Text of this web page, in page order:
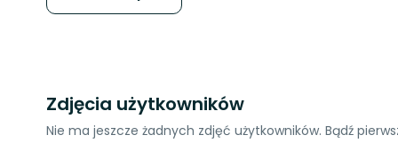
Zdjęcia użytkowników
Nie ma jeszcze żadnych zdjęć użytkowników. Bądź